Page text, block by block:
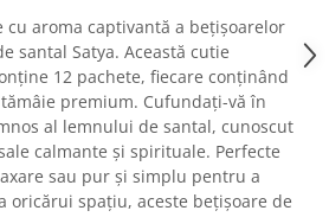
ceasuri
cu aroma captivantă a bețișoarelor
santal Satya. Această cutie
12 pachete, fiecare conținând
premium. Cufundați-vă în
al lemnului de santal, cunoscut
calmante și spirituale. Perfecte
sau pur și simplu pentru a
oricărui spațiu, aceste bețișoare de